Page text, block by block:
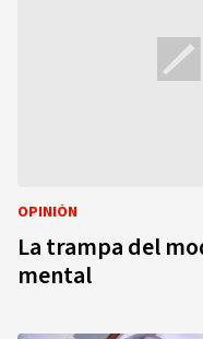
OPINIÓN
La trampa del
mental